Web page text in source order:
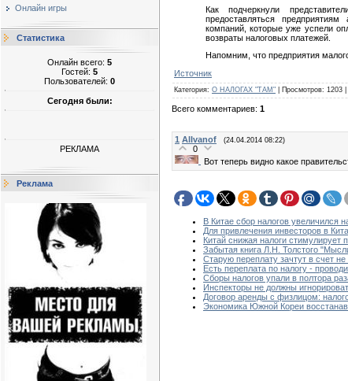
Онлайн игры
Статистика
Онлайн всего: 5
Гостей: 5
Пользователей: 0
Сегодня были:
РЕКЛАМА
Реклама
Как подчеркнули
предоставляться
компаний, которые уже успели
возвраты налоговых платежей.
Напомним, что предприятия
Источник
Категория: О НАЛОГАХ "ТАМ" Просмотров: 1203
Всего комментариев: 1
1 AlIvanof (24.04.2014 08:22)
0
Вот теперь видно какое
В Китае сбор налогов увеличился
Для привлечения инвесторов в
Китай снижая налоги стимулирует
Забытая книга Л.Н. Толстого
Старую переплату зачтут в счет не
Есть переплата по налогу -
Cборы налогов упали в полтора
Инспекторы не должны
Договор аренды с физлицом:
Экономика Южной Кореи